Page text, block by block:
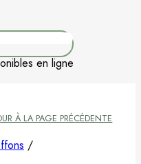
en ligne
/
À LA PAGE PRÉCÉDENTE